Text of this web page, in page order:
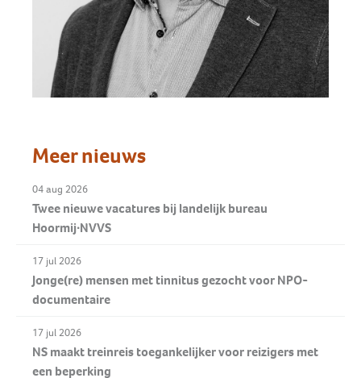
Meer nieuws
04 aug 2026
Twee nieuwe vacatures bij landelijk bureau
Hoormij∙NVVS
17 jul 2026
Jonge(re) mensen met tinnitus gezocht voor NPO-
documentaire
17 jul 2026
NS maakt treinreis toegankelijker voor reizigers met
een beperking